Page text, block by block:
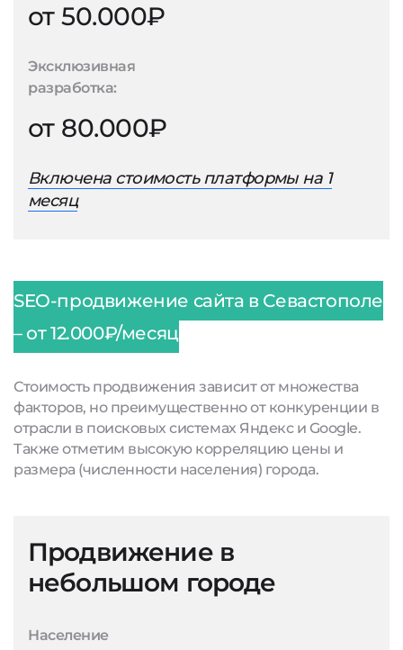
от 50.000₽
Эксклюзивная
разработка:
от 80.000₽
Включена стоимость платформы на 1
месяц
SEO-продвижение сайта в Севастополе
– от 12.000₽/месяц
Стоимость продвижения зависит от множества
факторов, но преимущественно от конкуренции в
отрасли в поисковых системах Яндекс и Google.
Также отметим высокую корреляцию цены и
размера (численности населения) города.
Продвижение в
небольшом городе
Население